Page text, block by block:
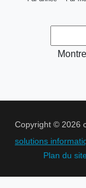
Copyright © 2026
solutions
Plan du site